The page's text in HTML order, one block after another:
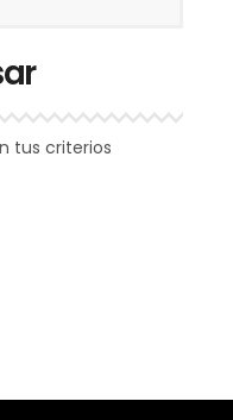
tus criterios